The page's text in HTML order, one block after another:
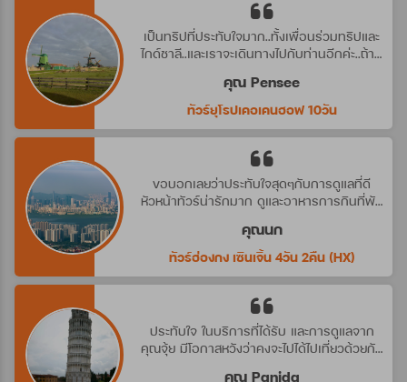
เป็นทริปที่ประทับใจมาก..ทั้งเพื่อนร่วมทริปและ
ไกด์ชาลี..และเราจะเดินทางไปกับท่านอีกค่ะ..ถ้ามี
คุณ Pensee
ทัวร์ยุโรปเคอเคนฮอฟ 10วัน
ขอบอกเลยว่าประทับใจสุดๆกับการดูแลที่ดี
หัวหน้าทัวร์น่ารักมาก ดูและอาหารการกินที่พัก
บริษัทนี้อีกค่ะ
คุณนก
ทัวร์ฮ่องกง เซินเจิ้น 4วัน 2คืน (HX)
ประทับใจ ในบริการที่ได้รับ และการดูแลจาก
คุณจุ้ย มีโอกาสหวังว่าคงจะไปได้ไปเที่ยวด้วยกัน
คุณ Panida